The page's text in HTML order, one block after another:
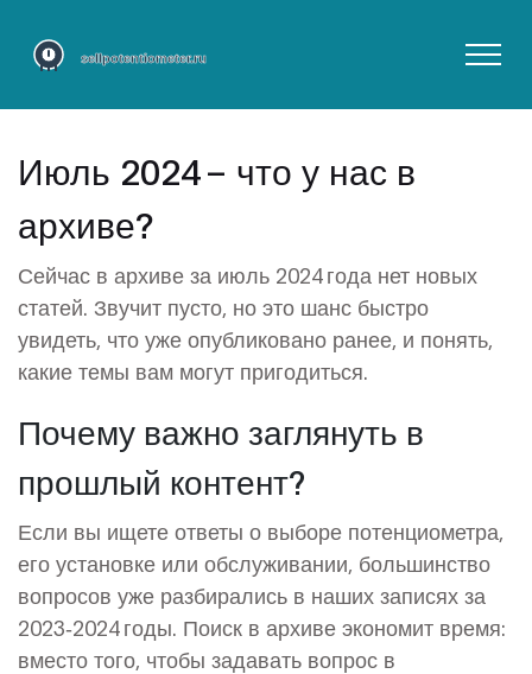
Июль 2024 – что у нас в
архиве?
Сейчас в архиве за июль 2024 года нет новых
статей. Звучит пусто, но это шанс быстро
увидеть, что уже опубликовано ранее, и понять,
какие темы вам могут пригодиться.
Почему важно заглянуть в
прошлый контент?
Если вы ищете ответы о выборе потенциометра,
его установке или обслуживании, большинство
вопросов уже разбирались в наших записях за
2023‑2024 годы. Поиск в архиве экономит время:
вместо того, чтобы задавать вопрос в